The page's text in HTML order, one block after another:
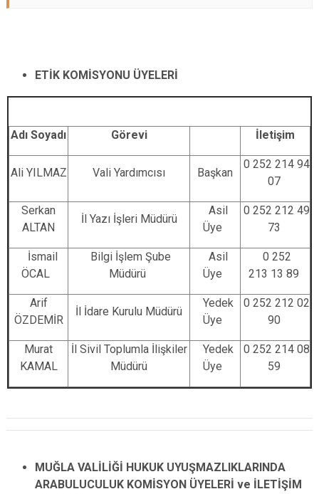
ETİK KOMİSYONU ÜYELERİ
Adı Soyadı Görevi İletişim
Ali YILMAZ Vali Yardımcısı Başkan
0 252 214 94
07
Serkan
ALTAN
İl Yazı İşleri Müdürü
Asil
Üye
0 252 212 49
73
İsmail
ÖCAL
Bilgi İşlem Şube
Müdürü
Asil
Üye
0 252
213 13 89
Arif
ÖZDEMİR
İl İdare Kurulu Müdürü
Yedek
Üye
0 252 212 02
90
Murat
KAMAL
İl Sivil Toplumla İlişkiler
Müdürü
Yedek
Üye
0 252 214 08
59
MUĞLA VALİLİĞİ HUKUK UYUŞMAZLIKLARINDA
ARABULUCULUK KOMİSYON ÜYELERİ ve İLETİŞİM